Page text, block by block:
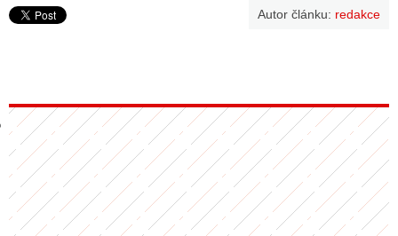
STARŠÍCH DISKUZÍ
Autor článku: redakce